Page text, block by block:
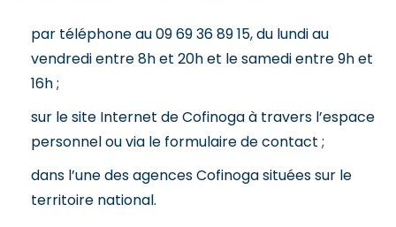
par téléphone au 09 69 36 89 15, du lundi au
vendredi entre 8h et 20h et le samedi entre 9h et
16h ;
sur le site Internet de Cofinoga à travers l’espace
personnel ou via le formulaire de contact ;
dans l’une des agences Cofinoga situées sur le
territoire national.